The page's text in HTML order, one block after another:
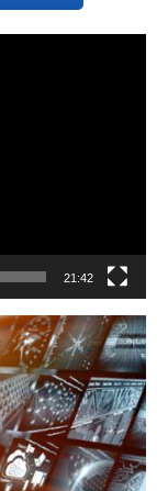
21:42